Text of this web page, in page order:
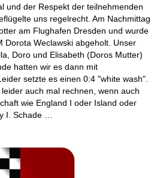
und der Respekt der teilnehmenden
uns regelrecht. Am Nachmittag
am Flughafen Dresden und wurde
Dorota Weclawski abgeholt. Unser
Doro und Elisabeth (Doros Mutter)
hatten wir es dann mit
setzte es einen 0:4 "white wash".
auch mal rechnen, wenn auch
wie England I oder Island oder
I. Schade …